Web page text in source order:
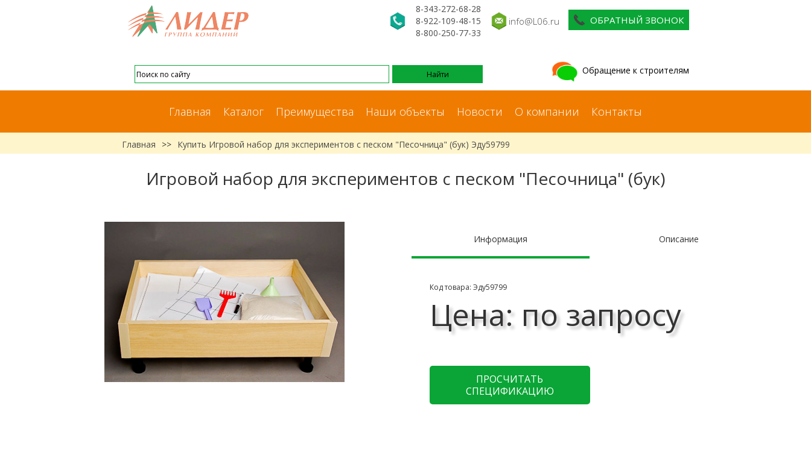
8-343-272-68-28
8-922-109-48-15
8-800-250-77-33
info@L06.ru ОБРАТНЫЙ ЗВОНОК
Обращение к строителям
Главная Каталог Преимущества Наши объекты Новости О компании Контакты
Главная >> Купить Игровой набор для экспериментов с песком "Песочница" (бук) Эду59799
Игровой набор для экспериментов с песком "Песочница" (бук)
Информация Описание
Код товара: Эду59799
Цена: по запросу
ПРОСЧИТАТЬ
СПЕЦИФИКАЦИЮ